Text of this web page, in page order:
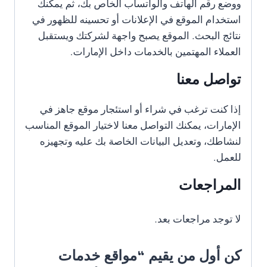
ووضع رقم الهاتف والواتساب الخاص بك، ثم يمكنك
استخدام الموقع في الإعلانات أو تحسينه للظهور في
نتائج البحث. الموقع يصبح واجهة لشركتك ويستقبل
العملاء المهتمين بالخدمات داخل الإمارات.
تواصل معنا
إذا كنت ترغب في شراء أو استئجار موقع جاهز في
الإمارات، يمكنك التواصل معنا لاختيار الموقع المناسب
لنشاطك، وتعديل البيانات الخاصة بك عليه وتجهيزه
للعمل.
المراجعات
لا توجد مراجعات بعد.
كن أول من يقيم “مواقع خدمات